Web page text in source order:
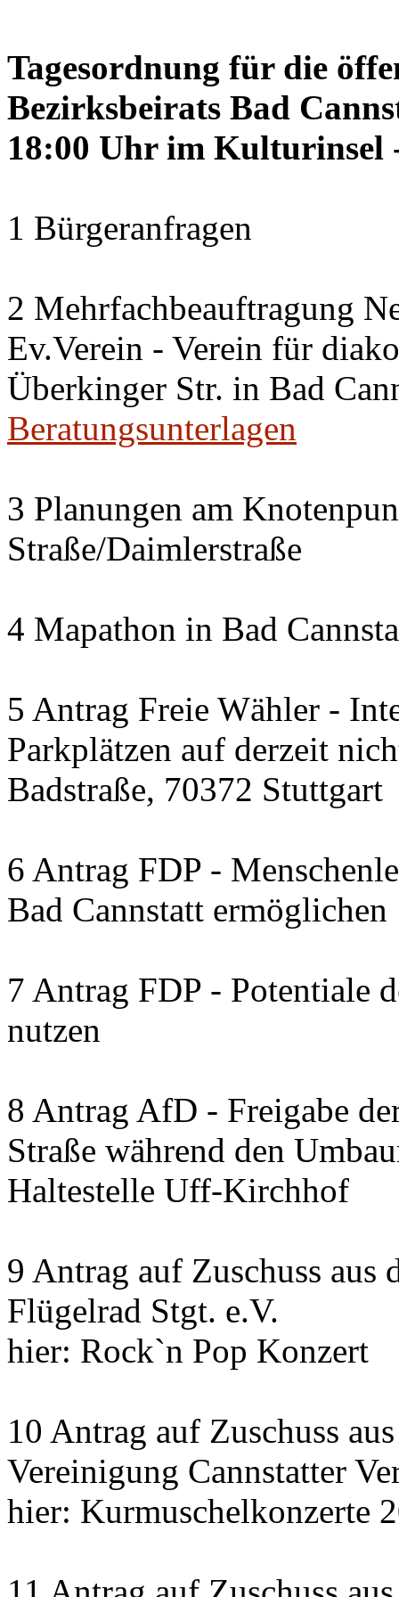
Tagesordnung für die
Bezirksbeirats Bad
18:00 Uhr im Kulturinsel
1 Bürgeranfragen
2 Mehrfachbeauftragung
Ev.Verein - Verein für
Überkinger Str. in Bad
Beratungsunterlagen
3 Planungen am
Straße/Daimlerstraße
4 Mapathon in Bad
5 Antrag Freie Wähler -
Parkplätzen auf derzeit
Badstraße, 70372 Stuttgart
6 Antrag FDP -
Bad Cannstatt ermöglichen
7 Antrag FDP - Potentiale
nutzen
8 Antrag AfD - Freigabe
Straße während den
Haltestelle Uff-Kirchhof
9 Antrag auf Zuschuss
Flügelrad Stgt. e.V.
hier: Rock`n Pop Konzert
10 Antrag auf Zuschuss
Vereinigung Cannstatter
hier: Kurmuschelkonzerte